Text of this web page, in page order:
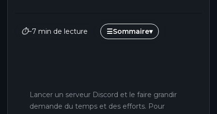
⏱~7 min de lecture ☰Sommaire▾
Lancer un serveur Discord et le faire grandir
demande du temps et des efforts. Pour